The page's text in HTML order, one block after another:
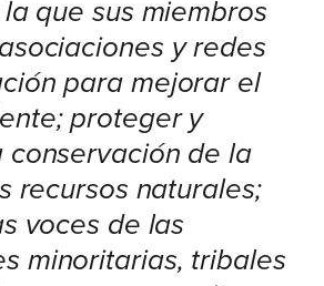
que sus miembros
y redes
para mejorar el
proteger y
de la
recursos naturales;
voces de las
minoritarias, tribales